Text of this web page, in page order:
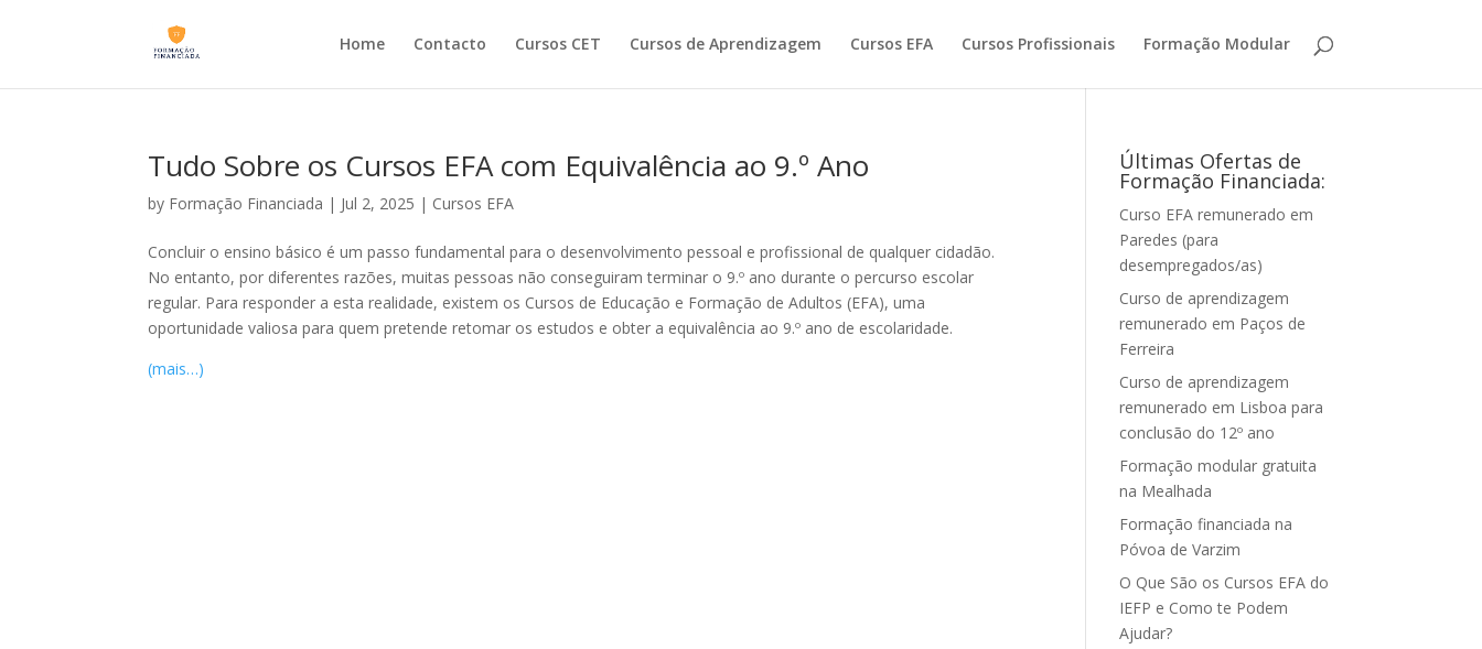
Home Contacto Cursos CET Cursos de Aprendizagem Cursos EFA Cursos Profissionais Formação Modular
Tudo Sobre os Cursos EFA com Equivalência ao 9.º Ano
by Formação Financiada | Jul 2, 2025 | Cursos EFA
Concluir o ensino básico é um passo fundamental para o desenvolvimento pessoal e profissional de qualquer cidadão.
No entanto, por diferentes razões, muitas pessoas não conseguiram terminar o 9.º ano durante o percurso escolar
regular. Para responder a esta realidade, existem os Cursos de Educação e Formação de Adultos (EFA), uma
oportunidade valiosa para quem pretende retomar os estudos e obter a equivalência ao 9.º ano de escolaridade.
(mais…)
Últimas Ofertas de
Formação Financiada:
Curso EFA remunerado em
Paredes (para
desempregados/as)
Curso de aprendizagem
remunerado em Paços de
Ferreira
Curso de aprendizagem
remunerado em Lisboa para
conclusão do 12º ano
Formação modular gratuita
na Mealhada
Formação financiada na
Póvoa de Varzim
O Que São os Cursos EFA do
IEFP e Como te Podem
Ajudar?